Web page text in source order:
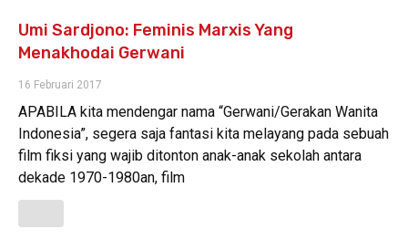
Umi Sardjono: Feminis Marxis Yang
Menakhodai Gerwani
16 Februari 2017
APABILA kita mendengar nama “Gerwani/Gerakan Wanita
Indonesia”, segera saja fantasi kita melayang pada sebuah
film fiksi yang wajib ditonton anak-anak sekolah antara
dekade 1970-1980an, film